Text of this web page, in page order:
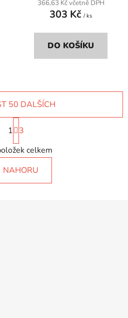
366,63 Kč včetně DPH
303 Kč / ks
DO KOŠÍKU
O
v
l
á
d
50 DALŠÍCH
S
t
r
á
n
k
1
3
celkem
NAHORU